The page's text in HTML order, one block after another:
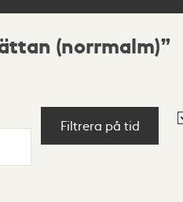
(norrmalm)
Filtrera på tid